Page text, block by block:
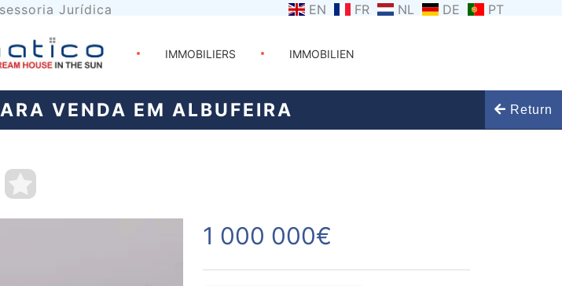
Jurídica EN FR NL DE PT
IMMOBILIERS IMMOBILIEN
VENDA EM ALBUFEIRA Return
1 000 000€